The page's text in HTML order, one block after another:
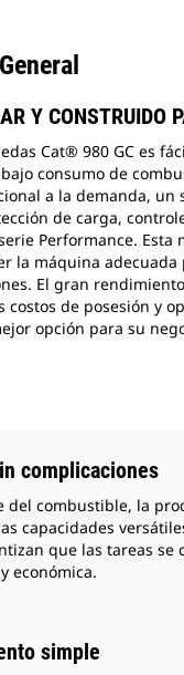
Y CONSTRUIDO
Cat® 980 GC es
consumo de
a la demanda, un
de carga,
Performance. Esta
la máquina adecuada
El gran
costos de posesión y
opción para su
complicaciones
del combustible, la
capacidades
que las tareas se
económica.
simple